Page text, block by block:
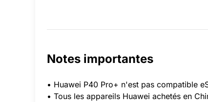
Notes importantes
• Huawei P40 Pro+ n'est pas compatible
• Tous les appareils Huawei achetés en